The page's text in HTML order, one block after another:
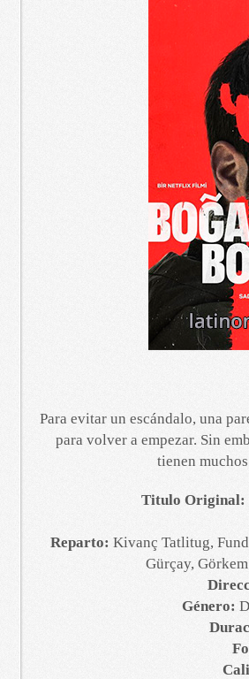
Para evitar un escándalo, una
para volver a empezar. Sin
tienen
Titulo Original:
Reparto: Kivanç Tatlitug,
Gürçay,
Género: